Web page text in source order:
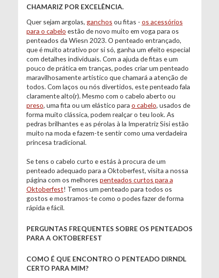
CHAMARIZ POR EXCELÊNCIA.
Quer sejam argolas, ganchos ou fitas - os acessórios
para o cabelo estão de novo muito em voga para os
penteados da Wiesn 2023. O penteado entrançado,
que é muito atrativo por si só, ganha um efeito especial
com detalhes individuais. Com a ajuda de fitas e um
pouco de prática em tranças, podes criar um penteado
maravilhosamente artístico que chamará a atenção de
todos. Com laços ou nós divertidos, este penteado fala
claramente alto(r). Mesmo com o cabelo aberto ou
preso, uma fita ou um elástico para o cabelo, usados de
forma muito clássica, podem realçar o teu look. As
pedras brilhantes e as pérolas à la Imperatriz Sisi estão
muito na moda e fazem-te sentir como uma verdadeira
princesa tradicional.
Se tens o cabelo curto e estás à procura de um
penteado adequado para a Oktoberfest, visita a nossa
página com os melhores penteados curtos para a
Oktoberfest! Temos um penteado para todos os
gostos e mostramos-te como o podes fazer de forma
rápida e fácil.
PERGUNTAS FREQUENTES SOBRE OS PENTEADOS
PARA A OKTOBERFEST
COMO É QUE ENCONTRO O PENTEADO DIRNDL
CERTO PARA MIM?